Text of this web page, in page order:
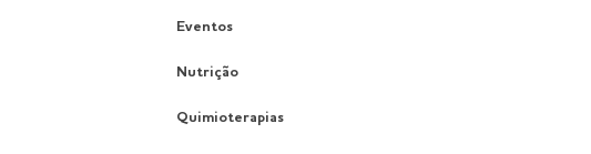
Eventos
Nutrição
Quimioterapias